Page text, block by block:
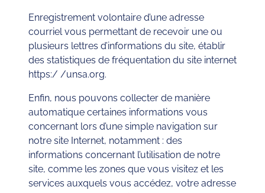
Enregistrement volontaire d’une adresse
courriel vous permettant de recevoir une ou
plusieurs lettres d’informations du site, établir
des statistiques de fréquentation du site internet
https:/ /unsa.org.
Enfin, nous pouvons collecter de manière
automatique certaines informations vous
concernant lors d’une simple navigation sur
notre site Internet, notamment : des
informations concernant l’utilisation de notre
site, comme les zones que vous visitez et les
services auxquels vous accédez, votre adresse